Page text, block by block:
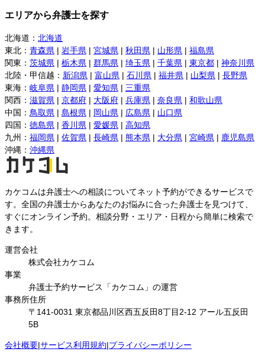
エリアから弁護士を探す
北海道 ： 北海道
東北 ： 青森県 | 岩手県 | 宮城県 | 秋田県 | 山形県 | 福島県
関東 ： 茨城県 | 栃木県 | 群馬県 | 埼玉県 | 千葉県 | 東京都 | 神奈川県
北陸・甲信越 ： 新潟県 | 富山県 | 石川県 | 福井県 | 山梨県 | 長野県
東海 ： 岐阜県 | 静岡県 | 愛知県 | 三重県
関西 ： 滋賀県 | 京都府 | 大阪府 | 兵庫県 | 奈良県 | 和歌山県
中国 ： 鳥取県 | 島根県 | 岡山県 | 広島県 | 山口県
四国 ： 徳島県 | 香川県 | 愛媛県 | 高知県
九州 ： 福岡県 | 佐賀県 | 長崎県 | 熊本県 | 大分県 | 宮崎県 | 鹿児島県
沖縄 ： 沖縄県
カケコムは弁護士への相談についてネット予約ができるサービスで
す。全国の弁護士からあなたのお悩みに合った弁護士を見つけて、
すぐにオンライン予約。相談分野・エリア・日程から簡単に検索で
きます。
運営会社
株式会社カケコム
事業
弁護士予約サービス「カケコム」の運営
事務所住所
〒141-0031 東京都品川区西五反田8丁目2-12 アール五反田
5B
会社概要|サービス利用規約|プライバシーポリシー